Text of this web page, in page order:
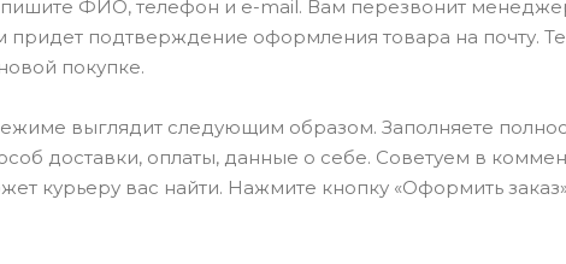
ФИО, телефон и e-mail. Вам перезвонит
придет подтверждение оформления товара на почту.
покупке.
выглядит следующим образом. Заполняете
доставки, оплаты, данные о себе. Советуем в
курьеру вас найти. Нажмите кнопку «Оформить